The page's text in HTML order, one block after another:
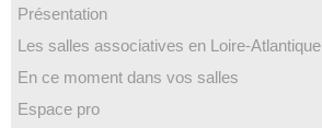
Présentation
Les salles associatives en Loire-Atlantique
En ce moment dans vos salles
Espace pro